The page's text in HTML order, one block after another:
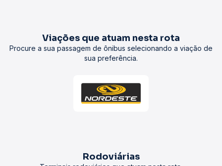
Viações que atuam nesta rota
Procure a sua passagem de ônibus selecionando a viação de
sua preferência.
Rodoviárias